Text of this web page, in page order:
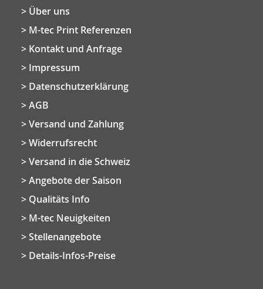
Über uns
M-tec Print Referenzen
Kontakt und Anfrage
Impressum
Datenschutzerklärung
AGB
Versand und Zahlung
Widerrufsrecht
Versand in die Schweiz
Angebote der Saison
Qualitäts Info
M-tec Neuigkeiten
Stellenangebote
Details-Infos-Preise